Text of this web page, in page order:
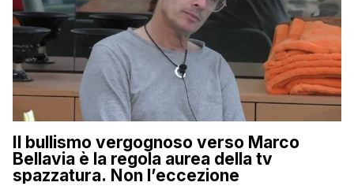
Il bullismo vergognoso verso Marco
Bellavia è la regola aurea della tv
spazzatura. Non l’eccezione